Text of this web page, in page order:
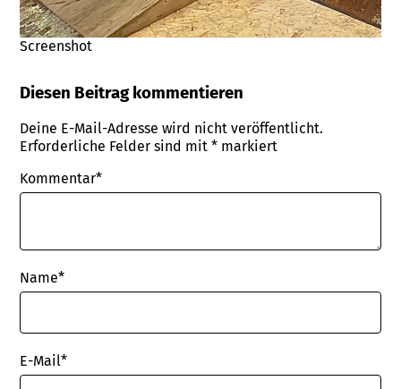
Screenshot
Diesen Beitrag kommentieren
Deine E-Mail-Adresse wird nicht veröffentlicht.
Erforderliche Felder sind mit* markiert
Kommentar*
Name*
E-Mail*